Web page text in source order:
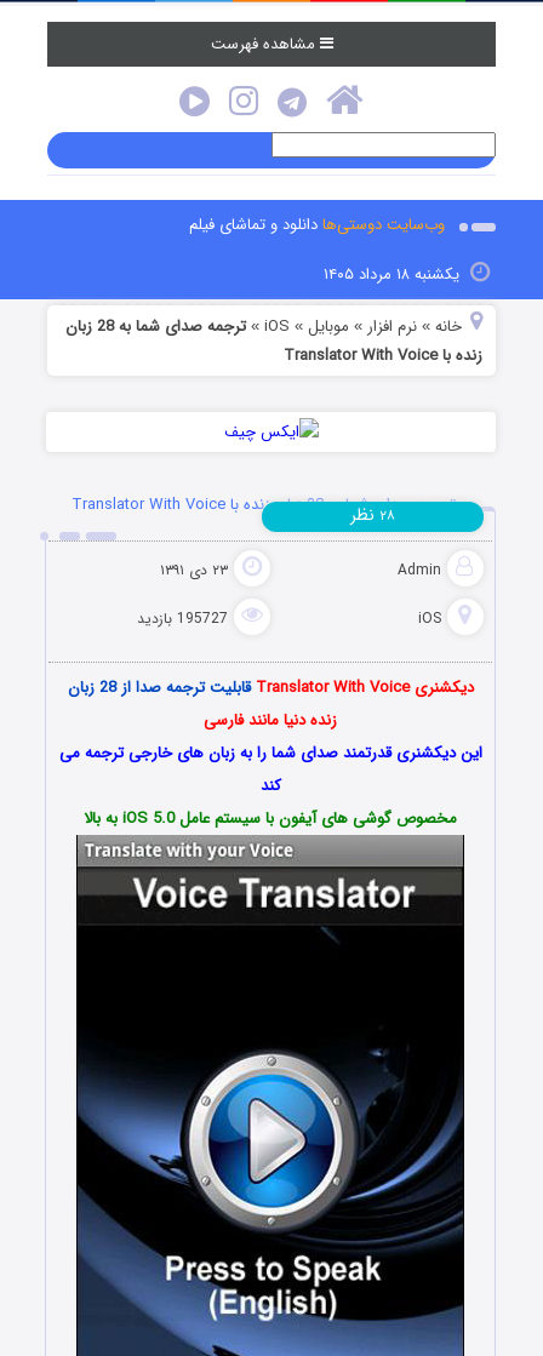
مشاهده فهرست
وب‌سایت دوستی‌هادانلود و تماشای فیلم
یکشنبه ۱۸ مرداد ۱۴۰۵
خانه »نرم افزار » موبایل »
iOS
»
ترجمه صدای شما به 28 زبان
زنده با Translator With Voice
ترجمه صدای شما به 28 زبان زنده با Translator With Voice
Admin ۲۳ دی ۱۳۹۱
iOS 195727 بازدید
۲۸ نظر
دیکشنری Translator With Voice
قابلیت ترجمه صدا از 28 زبان
زنده دنیا مانند فارسی
این دیکشنری قدرتمند صدای شما را به زبان های خارجی ترجمه می
کند
مخصوص گوشی های آیفون با سیستم عامل iOS 5.0 به بالا